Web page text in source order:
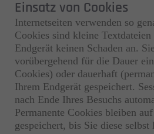
Einsatz von Cookies
Internetseiten verwenden so
Cookies sind kleine
Endgerät keinen Schaden an.
vorübergehend für die Dauer
Cookies) oder dauerhaft
Ihrem Endgerät gespeichert.
nach Ende Ihres Besuchs
Permanente Cookies bleiben
gespeichert, bis Sie diese selbst